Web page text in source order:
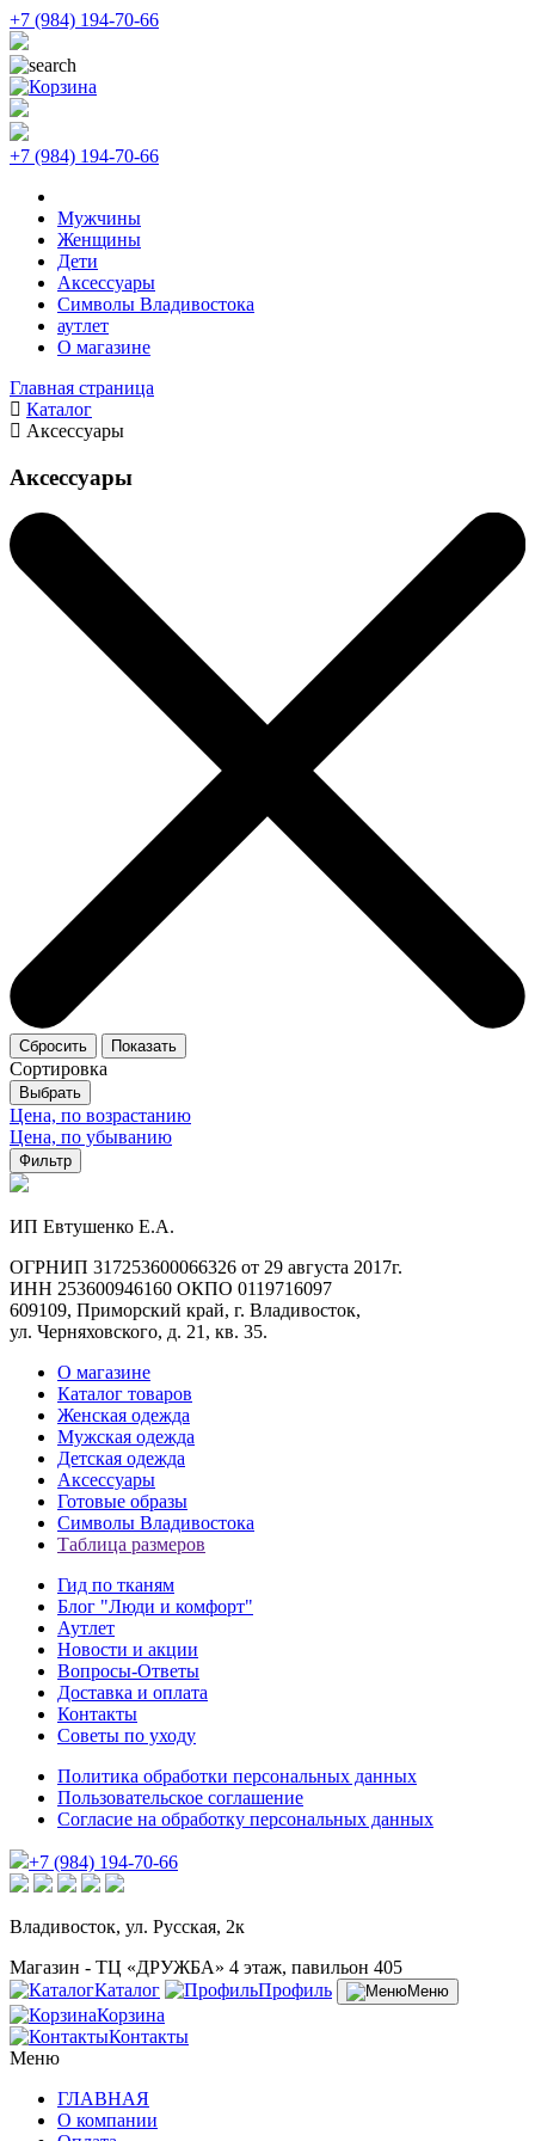
+7 (984) 194-70-66
+7 (984) 194-70-66
Мужчины
Женщины
Дети
Аксессуары
Символы Владивостока
аутлет
О магазине
Главная страница
Каталог
Аксессуары
Аксессуары
Сортировка
Выбрать
Цена, по возрастанию
Цена, по убыванию
Фильтр
ИП Евтушенко Е.А.
ОГРНИП 317253600066326 от 29 августа 2017г.
ИНН 253600946160 ОКПО 0119716097
609109, Приморский край, г. Владивосток,
ул. Черняховского, д. 21, кв. 35.
О магазине
Каталог товаров
Женская одежда
Мужская одежда
Детская одежда
Аксессуары
Готовые образы
Символы Владивостока
Таблица размеров
Гид по тканям
Блог "Люди и комфорт"
Аутлет
Новости и акции
Вопросы-Ответы
Доставка и оплата
Контакты
Советы по уходу
Политика обработки персональных данных
Пользовательское соглашение
Согласие на обработку персональных данных
+7 (984) 194-70-66
Владивосток, ул. Русская, 2к
Магазин - ТЦ «ДРУЖБА» 4 этаж, павильон 405
Каталог
Профиль Меню
Корзина
Контакты
Меню
ГЛАВНАЯ
О компании